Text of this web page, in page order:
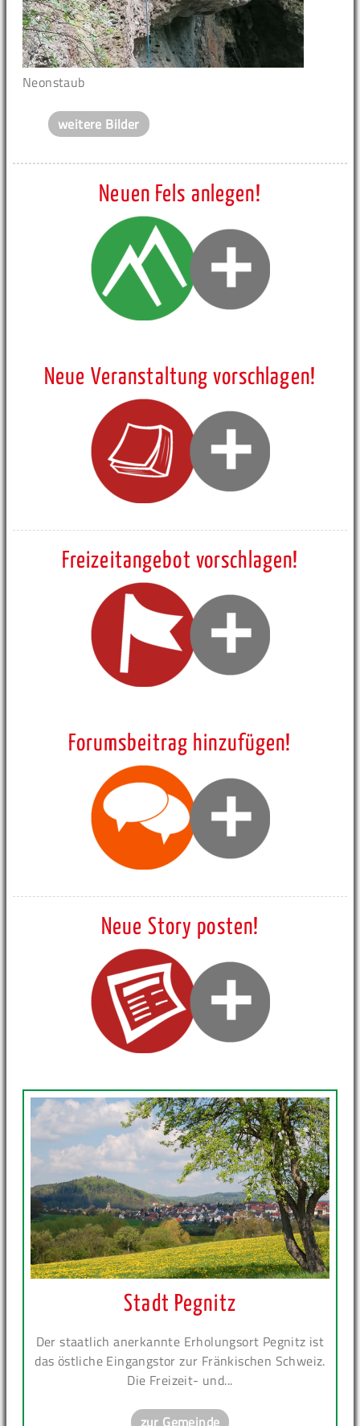
Neonstaub
weitere Bilder
Neuen Fels anlegen!
Neue Veranstaltung vorschlagen!
Freizeitangebot vorschlagen!
Forumsbeitrag hinzufügen!
Neue Story posten!
Stadt Pegnitz
Der staatlich anerkannte Erholungsort Pegnitz ist
das östliche Eingangstor zur Fränkischen Schweiz.
Die Freizeit- und...